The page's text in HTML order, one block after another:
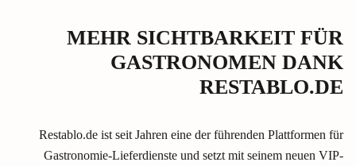
MEHR SICHTBARKEIT FÜR
GASTRONOMEN DANK
RESTABLO.DE
Restablo.de ist seit Jahren eine der führenden Plattformen für
Gastronomie-Lieferdienste und setzt mit seinem neuen VIP-